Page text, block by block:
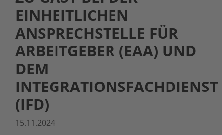
EINHEITLICHEN
ANSPRECHSTELLE FÜR
ARBEITGEBER (EAA) UND
DEM
INTEGRATIONSFACHDIENST
(IFD)
15.11.2024